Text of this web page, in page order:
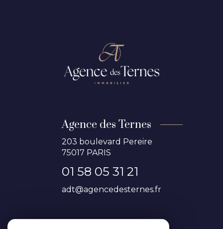
Agence des Ternes
203 boulevard Pereire
75017 PARIS
01 58 05 31 21
adt@agencedesternes.fr